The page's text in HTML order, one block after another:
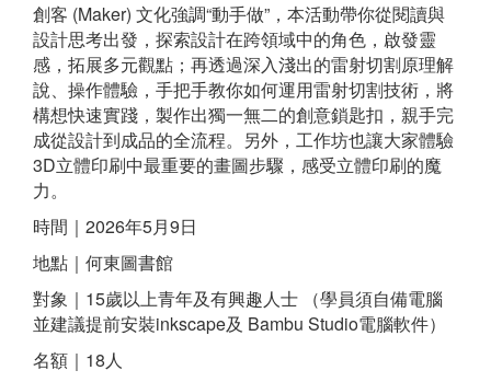
創客 (Maker) 文化強調“動手做”，本活動帶你從閱讀與
設計思考出發，探索設計在跨領域中的角色，啟發靈
感，拓展多元觀點；再透過深入淺出的雷射切割原理解
說、操作體驗，手把手教你如何運用雷射切割技術，將
構想快速實踐，製作出獨一無二的創意鎖匙扣，親手完
成從設計到成品的全流程。另外，工作坊也讓大家體驗
3D立體印刷中最重要的畫圖步驟，感受立體印刷的魔
力。
時間｜2026年5月9日
地點｜何東圖書館
對象｜15歲以上青年及有興趣人士 （學員須自備電腦
並建議提前安裝inkscape及 Bambu Studio電腦軟件）
名額｜18人